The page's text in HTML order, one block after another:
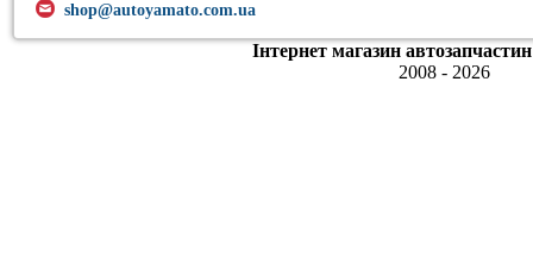
shop@autoyamato.com.ua
Інтернет магазин
2008 - 2026